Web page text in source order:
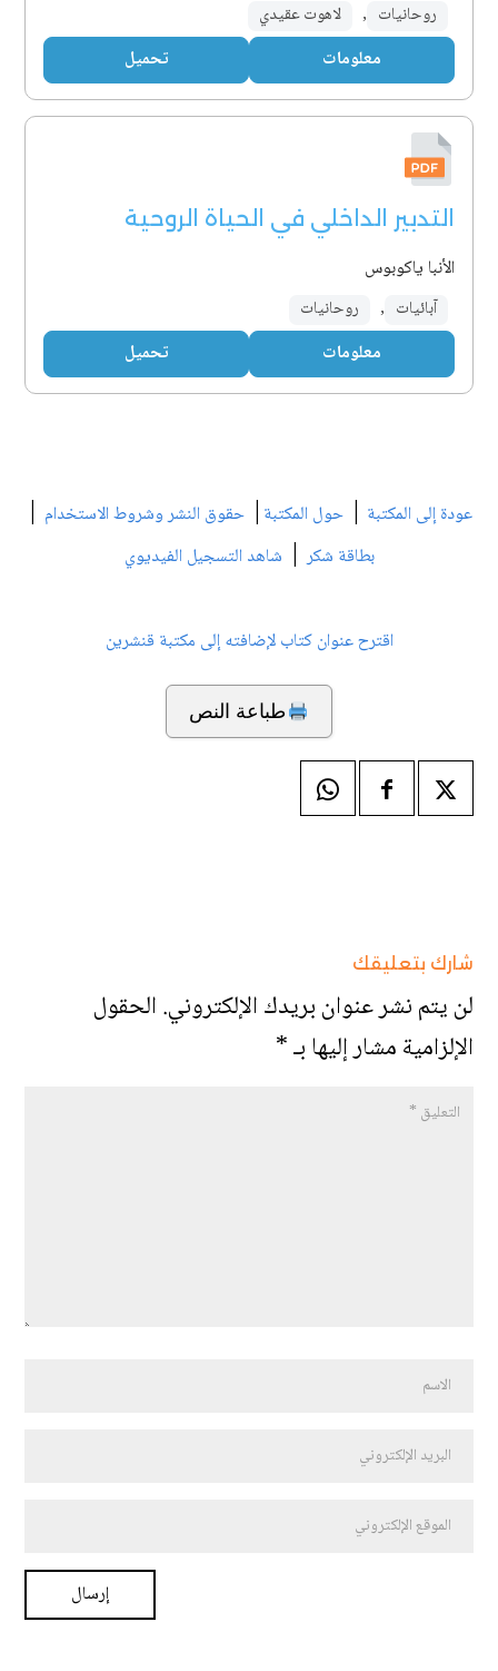
روحانيات , لاهوت عقيدي
معلومات تحميل
التدبير الداخلي في الحياة الروحية
الأنبا ياكوبوس
آبائيات , روحانيات
معلومات تحميل
عودة إلى المكتبة | حول المكتبة | حقوق النشر وشروط الاستخدام |
بطاقة شكر| شاهد التسجيل الفيديوي
اقترح عنوان كتاب لإضافته إلى مكتبة قنشرين
طباعة النص
شارك بتعليقك
لن يتم نشر عنوان بريدك الإلكتروني.الحقول
الإلزامية مشار إليها بـ*